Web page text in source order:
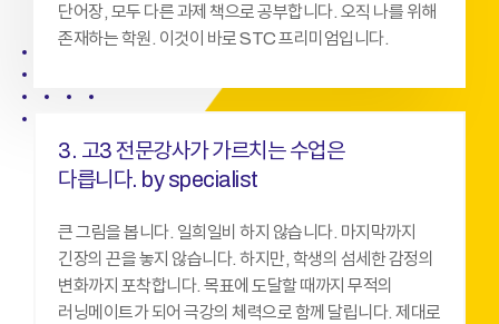
단어장, 모두 다른 과제 책으로 공부합니다. 오직 나를 위해
존재하는 학원. 이것이 바로 STC 프리미엄입니다.
3. 고3 전문강사가 가르치는 수업은
다릅니다. by specialist​
큰 그림을 봅니다. 일희일비 하지 않습니다. 마지막까지
긴장의 끈을 놓지 않습니다. 하지만, 학생의 섬세한 감정의
변화까지 포착합니다. 목표에 도달할 때까지 무적의
러닝메이트가 되어 극강의 체력으로 함께 달립니다. 제대로